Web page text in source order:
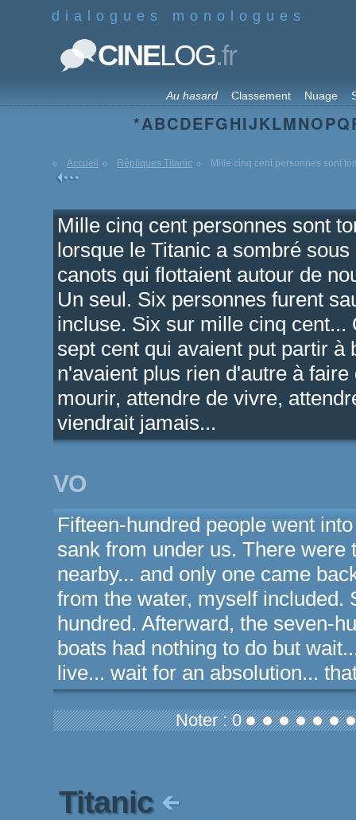
dialogues monologues
CINELOG.fr
Au hasard Classement Nuage
*ABCDEFGHIJKLMNOPQ
Accueil Répliques Titanic Mille cinq cent personnes sont
Mille cinq cent personnes sont
lorsque le Titanic a sombré
canots qui flottaient autour de
Un seul. Six personnes furent
incluse. Six sur mille cinq cent...
sept cent qui avaient put partir à
n'avaient plus rien d'autre à
mourir, attendre de vivre,
viendrait jamais...
VO
Fifteen-hundred people went
sank from under us. There were
nearby... and only one came
from the water, myself included.
hundred. Afterward, the seven-
boats had nothing to do but
live... wait for an absolution...
Noter : 0
Titanic